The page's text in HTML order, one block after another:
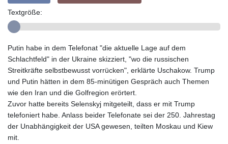
Textgröße:
Putin habe in dem Telefonat "die aktuelle Lage auf dem
Schlachtfeld" in der Ukraine skizziert, "wo die russischen
Streitkräfte selbstbewusst vorrücken", erklärte Uschakow. Trump
und Putin hätten in dem 85-minütigen Gespräch auch Themen
wie den Iran und die Golfregion erörtert.
Zuvor hatte bereits Selenskyj mitgeteilt, dass er mit Trump
telefoniert habe. Anlass beider Telefonate sei der 250. Jahrestag
der Unabhängigkeit der USA gewesen, teilten Moskau und Kiew
mit.